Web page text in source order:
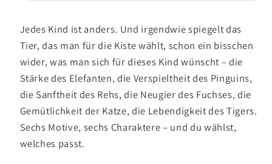
Jedes Kind ist anders. Und irgendwie spiegelt das
Tier, das man für die Kiste wählt, schon ein bisschen
wider, was man sich für dieses Kind wünscht – die
Stärke des Elefanten, die Verspieltheit des Pinguins,
die Sanftheit des Rehs, die Neugier des Fuchses, die
Gemütlichkeit der Katze, die Lebendigkeit des Tigers.
Sechs Motive, sechs Charaktere – und du wählst,
welches passt.